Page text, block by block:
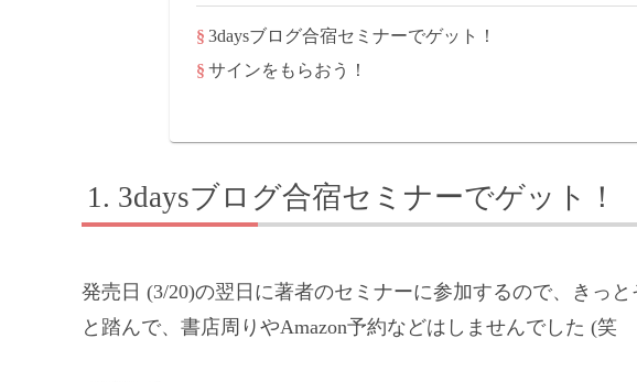
3daysブログ合宿セミナーでゲット！
サインをもらおう！
3daysブログ合宿セミナーでゲット！
発売日 (3/20)の翌日に著者のセミナーに参加するので、きっ
と踏んで、書店周りやAmazon予約などはしませんでした (笑